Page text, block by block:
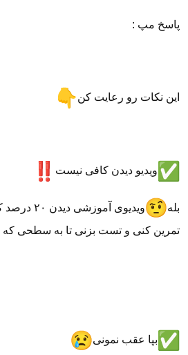
پاسخ مپ :
این نکات رو رعایت کن
ویدیو دیدن کافی نیست
بله
ویدیوی
تمرین کنی و تست بزنی تا به سطحی که
بپا عقب نمونی